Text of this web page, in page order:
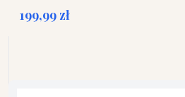
199,99 zł